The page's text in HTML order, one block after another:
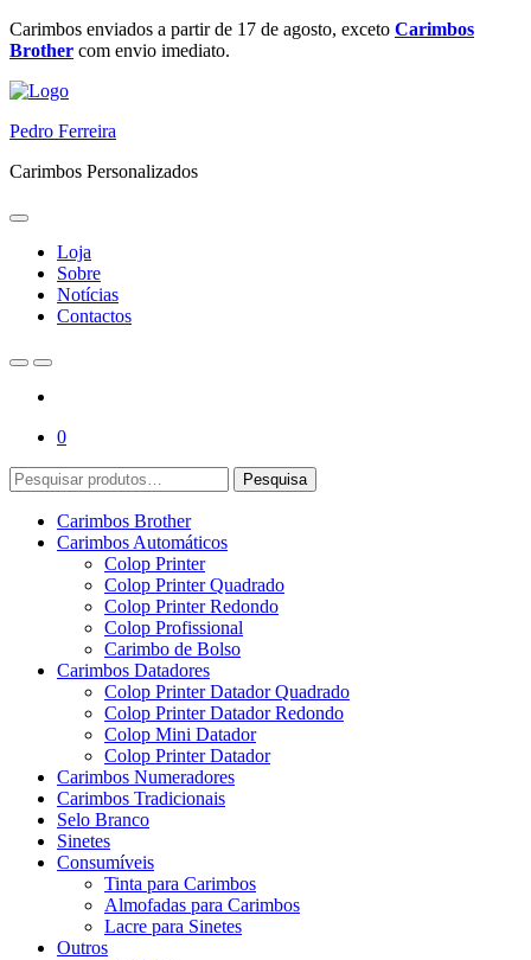
Ir
para
conteúdo
Carimbos enviados a partir de 17 de agosto, exceto Carimbos
Brother com envio imediato.
Pedro Ferreira
Carimbos Personalizados
Loja
Sobre
Notícias
Contactos
0
Pesquisar
por:
Pesquisa
Carimbos Brother
Carimbos Automáticos
Colop Printer
Colop Printer Quadrado
Colop Printer Redondo
Colop Profissional
Carimbo de Bolso
Carimbos Datadores
Colop Printer Datador Quadrado
Colop Printer Datador Redondo
Colop Mini Datador
Colop Printer Datador
Carimbos Numeradores
Carimbos Tradicionais
Selo Branco
Sinetes
Consumíveis
Tinta para Carimbos
Almofadas para Carimbos
Lacre para Sinetes
Outros